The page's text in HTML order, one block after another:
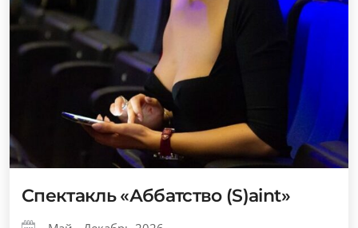
Спектакль «Аббатство (S)aint»